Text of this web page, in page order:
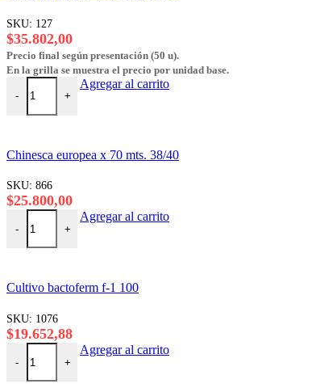
SKU: 127
$35.802,00
Precio final según presentación (50 u).
En la grilla se muestra el precio por unidad base.
-
Bolsas cristal 35x50 75 micrones cantidad
+
Agregar al carrito
Chinesca europea x 70 mts. 38/40
SKU: 866
$25.800,00
-
Chinesca europea x 70 mts. 38/40 cantidad
+
Agregar al carrito
Cultivo bactoferm f-1 100
SKU: 1076
$19.652,88
-
Cultivo bactoferm f-1 100 cantidad
+
Agregar al carrito